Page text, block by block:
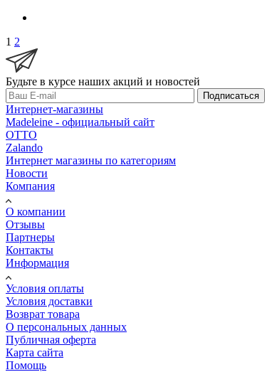
1 2
Будьте в курсе наших акций и новостей
Подписаться
Интернет-магазины
Madeleine - официальный сайт
OTTO
Zalando
Интернет магазины по категориям
Новости
Компания
О компании
Отзывы
Партнеры
Контакты
Информация
Условия оплаты
Условия доставки
Возврат товара
О персональных данных
Публичная оферта
Карта сайта
Помощь